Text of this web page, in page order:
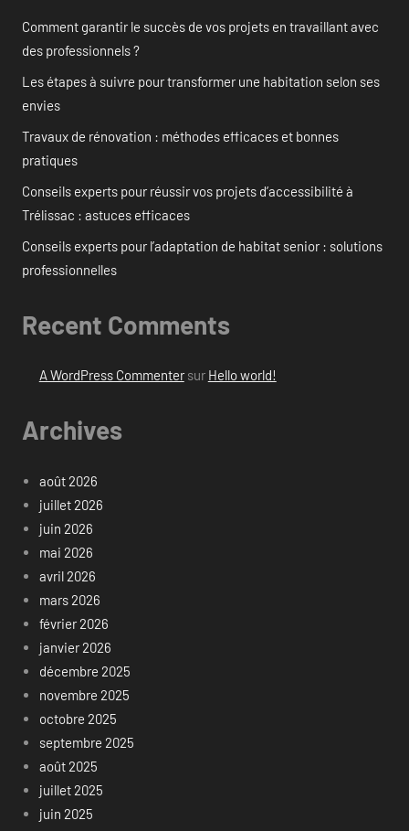
Comment garantir le succès de vos projets en travaillant avec
des professionnels ?
Les étapes à suivre pour transformer une habitation selon ses
envies
Travaux de rénovation : méthodes efficaces et bonnes
pratiques
Conseils experts pour réussir vos projets d’accessibilité à
Trélissac : astuces efficaces
Conseils experts pour l’adaptation de habitat senior : solutions
professionnelles
Recent Comments
A WordPress Commentersur Hello world!
Archives
août 2026
juillet 2026
juin 2026
mai 2026
avril 2026
mars 2026
février 2026
janvier 2026
décembre 2025
novembre 2025
octobre 2025
septembre 2025
août 2025
juillet 2025
juin 2025